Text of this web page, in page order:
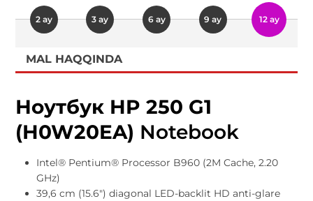
2 ay 3 ay 6 ay 9 ay 12 ay
MAL HAQQINDA
Ноутбук HP 250 G1
(H0W20EA) Notebook
Intel® Pentium® Processor B960 (2M Cache, 2.20
GHz)
39,6 cm (15.6") diagonal LED-backlit HD anti-glare